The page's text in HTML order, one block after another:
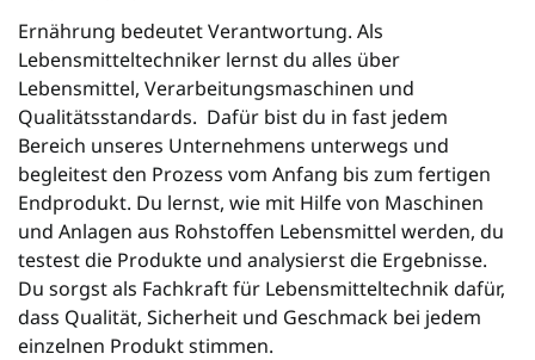
Ernährung bedeutet Verantwortung. Als
Lebensmitteltechniker lernst du alles über
Lebensmittel, Verarbeitungsmaschinen und
Qualitätsstandards. Dafür bist du in fast jedem
Bereich unseres Unternehmens unterwegs und
begleitest den Prozess vom Anfang bis zum fertigen
Endprodukt. Du lernst, wie mit Hilfe von Maschinen
und Anlagen aus Rohstoffen Lebensmittel werden, du
testest die Produkte und analysierst die Ergebnisse.
Du sorgst als Fachkraft für Lebensmitteltechnik dafür,
dass Qualität, Sicherheit und Geschmack bei jedem
einzelnen Produkt stimmen.